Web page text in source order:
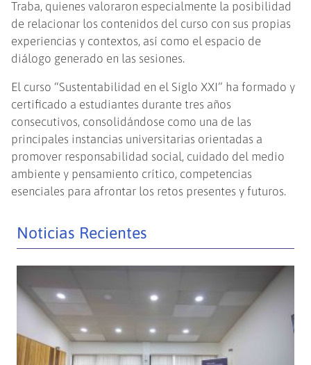
Traba, quienes valoraron especialmente la posibilidad
de relacionar los contenidos del curso con sus propias
experiencias y contextos, así como el espacio de
diálogo generado en las sesiones.
El curso “Sustentabilidad en el Siglo XXI” ha formado y
certificado a estudiantes durante tres años
consecutivos, consolidándose como una de las
principales instancias universitarias orientadas a
promover responsabilidad social, cuidado del medio
ambiente y pensamiento crítico, competencias
esenciales para afrontar los retos presentes y futuros.
Noticias Recientes